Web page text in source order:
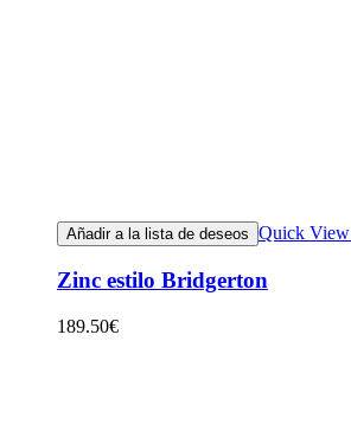
Añadir a la lista de deseos Quick View
Zinc estilo Bridgerton
189.50€